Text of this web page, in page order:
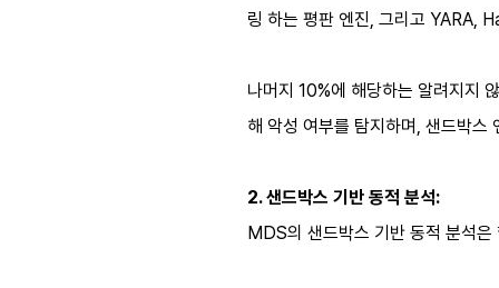
링 하는 평판 엔진, 그리고 YARA,
나머지 10%에 해당하는 알려지지
해 악성 여부를 탐지하며, 샌드박
2. 샌드박스 기반 동적 분석:
MDS의 샌드박스 기반 동적 분석